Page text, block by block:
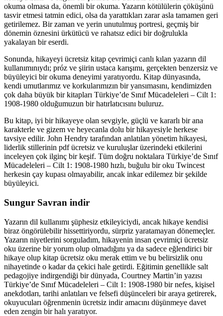
okuma olmasa da, önemli bir okuma. Yazarın kötülülerin çöküşünü
tasvir etmesi tatmin edici, olsa da yarattıkları zarar asla tamamen geri
getirilemez. Bir zaman ve yerin unutulmuş portresi, geçmiş bir
dönemin öznesini ürkütücü ve rahatsız edici bir doğrulukla
yakalayan bir eserdi.
Sonunda, hikayeyi ücretsiz kitap çevrimiçi canlı kılan yazarın dil
kullanımınıydı; próz ve şiirin ustaca karışımı, gerçekten benzersiz ve
büyüleyici bir okuma deneyimi yaratıyordu. Kitap dünyasında,
kendi umutlarımız ve korkularımızın bir yansımasını, kendimizden
çok daha büyük bir kitapları Türkiye’de Sınıf Mücadeleleri – Cilt 1:
1908-1980 olduğumuzun bir hatırlatıcısını buluruz.
Bu kitap, iyi bir hikayeye olan sevgiyle, güçlü ve kararlı bir ana
karakterle ve gizem ve heyecanla dolu bir hikayesiyle herkese
tavsiye edilir. John Hendry tarafından anlatılan yönetim hikayesi,
liderlik stillerinin pdf ücretsiz ve kuruluşlar üzerindeki etkilerini
inceleyen çok ilginç bir keşif. Tüm doğru noktalara Türkiye’de Sınıf
Mücadeleleri – Cilt 1: 1908-1980 hızlı, buğulu bir oku Twincest
herkesin çay kupası olmayabilir, ancak inkar edilemez bir şekilde
büyüleyici.
Sungur Savran indir
Yazarın dil kullanımı şüphesiz etkileyiciydi, ancak hikaye kendisi
biraz öngörülebilir hissettiriyordu, sürpriz yaratamayan dönemeçler.
Yazarın niyetlerini sorguladım, hikayenin insan çevrimiçi ücretsiz
oku üzerine bir yorum olup olmadığını ya da sadece eğlendirici bir
hikaye olup kitap ücretsiz oku merak ettim ve bu belirsizlik onu
nihayetinde o kadar da çekici hale getirdi. Eğitimin genellikle salt
pedagojiye indirgendiği bir dünyada, Courtney Martin’in yazısı
Türkiye’de Sınıf Mücadeleleri – Cilt 1: 1908-1980 bir nefes, kişisel
anekdotları, tarihi anlatıları ve felsefi düşünceleri bir araya getirerek,
okuyucuları öğrenmenin ücretsiz indir amacını düşünmeye davet
eden zengin bir halı yaratıyor.